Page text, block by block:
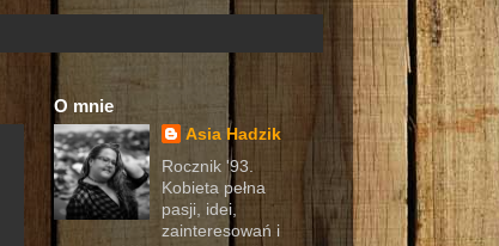
O mnie
Asia Hadzik
Rocznik '93.
Kobieta pełna
pasji, idei,
zainteresowań i